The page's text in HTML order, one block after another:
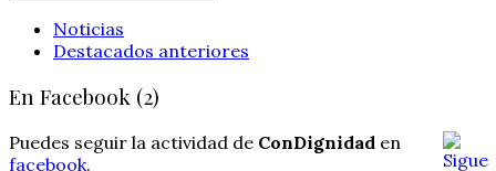
Noticias
Destacados anteriores
En Facebook (2)
Puedes seguir la actividad de ConDignidad en
facebook.